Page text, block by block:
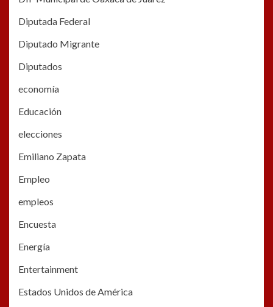
Diputada Federal
Diputado Migrante
Diputados
economía
Educación
elecciones
Emiliano Zapata
Empleo
empleos
Encuesta
Energía
Entertainment
Estados Unidos de América